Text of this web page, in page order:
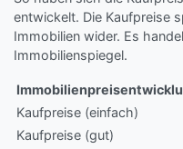
entwickelt. Die Kaufpreise
Immobilien wider. Es
Immobilienspiegel.
Kaufpreise (einfach)
Kaufpreise (gut)